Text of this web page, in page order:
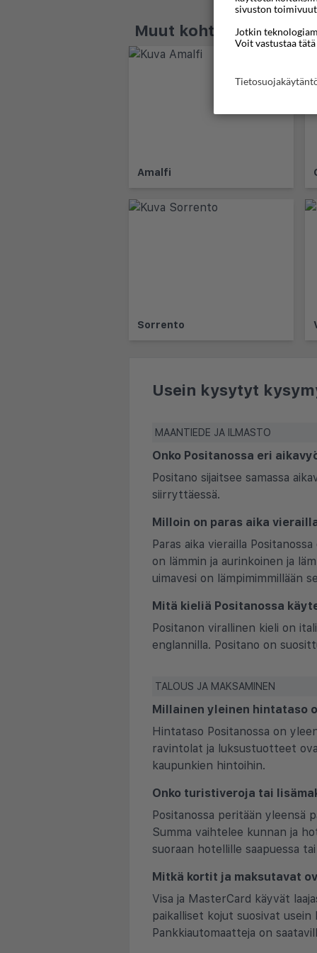
Muut kohteet - Amalfi
Amalfi
Sorrento
Usein kysytyt
MAANTIEDE JA ILMASTO
Onko Positanossa eri
Positano sijaitsee samassa
siirryttäessä.
Milloin on paras aika
Paras aika vierailla
on lämmin ja aurinkoinen ja
uimavesi on lämpimimmillään
Mitä kieliä Positanossa
Positanon virallinen kieli on
englannilla. Positano on
TALOUS JA MAKSAMINEN
Millainen yleinen hintataso
Hintataso Positanossa on
ravintolat ja luksustuotteet
kaupunkien hintoihin.
Onko turistiveroja tai
Positanossa peritään yleensä
Summa vaihtelee kunnan ja
suoraan hotellille saapuessa
Mitkä kortit ja maksutavat
Visa ja MasterCard käyvät
paikalliset kojut suosivat
Pankkiautomaatteja on
sivuston
Jotkin
Voit vastustaa